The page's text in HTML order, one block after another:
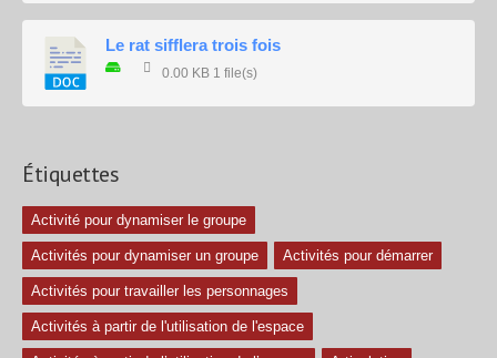
Le rat sifflera trois fois
0.00 KB 1 file(s)
Étiquettes
Activité pour dynamiser le groupe
Activités pour dynamiser un groupe Activités pour démarrer
Activités pour travailler les personnages
Activités à partir de l'utilisation de l'espace